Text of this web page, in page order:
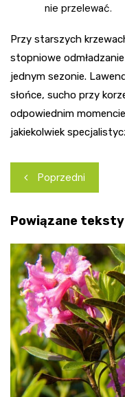
nie przelewać.
Przy starszych
stopniowe
jednym sezonie.
słońce, sucho przy
odpowiednim
jakiekolwiek
Nawigacja
wpisu
Poprzedni
Powiązane teksty